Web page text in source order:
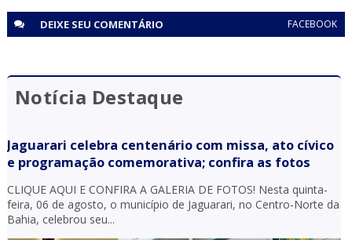
DEIXE SEU COMENTÁRIO FACEBOOK
Notícia Destaque
Jaguarari celebra centenário com missa, ato cívico
e programação comemorativa; confira as fotos
CLIQUE AQUI E CONFIRA A GALERIA DE FOTOS! Nesta quinta-
feira, 06 de agosto, o município de Jaguarari, no Centro-Norte da
Bahia, celebrou seu...